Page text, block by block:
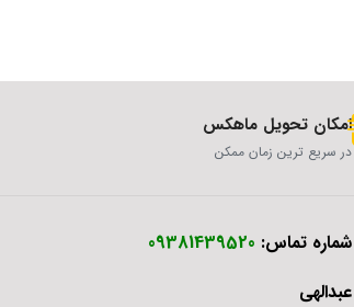
امکان تحویل ماهکس
در سریع ترین زمان ممکن
شماره تماس: 09381439520
عبدالهی